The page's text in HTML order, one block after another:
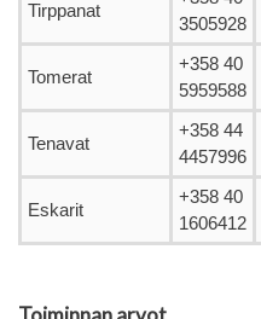
Tirppanat
3505928
Tomerat
+358 40
5959588
Tenavat
+358 44
4457996
Eskarit
+358 40
1606412